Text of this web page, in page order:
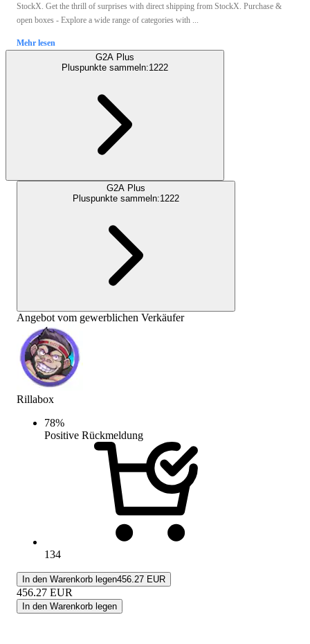
StockX. Get the thrill of surprises with direct shipping from StockX. Purchase &
open boxes - Explore a wide range of categories with ...
Mehr lesen
G2A Plus
Pluspunkte sammeln:1222
G2A Plus
Pluspunkte sammeln:1222
Angebot vom gewerblichen Verkäufer
Rillabox
78%
Positive Rückmeldung
134
In den Warenkorb legen456.27 EUR
456.27 EUR
In den Warenkorb legen